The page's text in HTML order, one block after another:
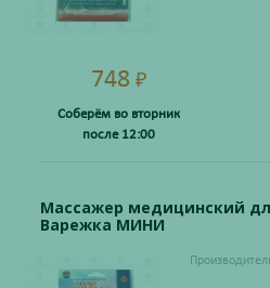
748 ₽
Соберём во вторник
после 12:00
Массажер медицинский
Варежка МИНИ